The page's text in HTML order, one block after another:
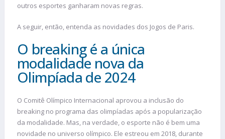
outros esportes ganharam novas regras.
A seguir, então, entenda as novidades dos Jogos de Paris.
O breaking é a única
modalidade nova da
Olimpíada de 2024
O Comitê Olímpico Internacional aprovou a inclusão do
breaking no programa das olimpíadas após a popularização
da modalidade. Mas, na verdade, o esporte não é bem uma
novidade no universo olímpico. Ele estreou em 2018, durante